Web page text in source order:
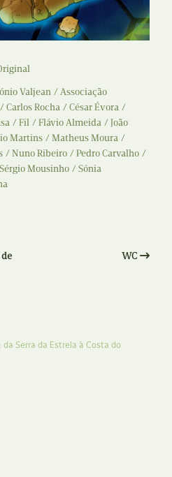
Valjean
Associação
Carlos Rocha
César Évora
Fil Flávio Almeida
João
Martins
Matheus Moura
Nuno Ribeiro
Pedro Carvalho
Sérgio Mousinho
Sónia
WC
da Serra da Estrela à Costa do